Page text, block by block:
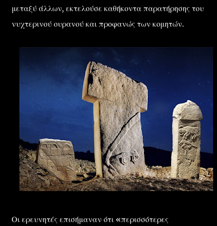
μεταξύ άλλων, εκτελούσε καθήκοντα παρατήρησης του
νυχτερινού ουρανού και προφανώς των κομητών.
Οι ερευνητές επισήμαναν ότι «περισσότερες